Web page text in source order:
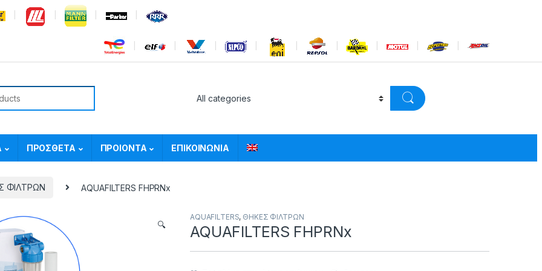
ΠΡΟΣΘΕΤΑ ΠΡΟΙΟΝΤΑ ΕΠΙΚΟΙΝΩΝΙΑ
ΦΙΛΤΡΩΝ AQUAFILTERS FHPRNx
🔍
AQUAFILTERS, ΘΗΚΕΣ ΦΙΛΤΡΩΝ
AQUAFILTERS FHPRNx